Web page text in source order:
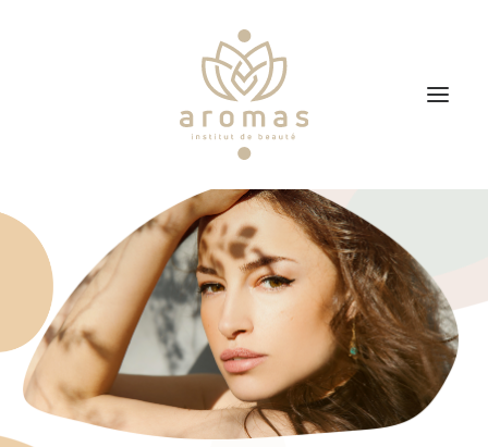
Soins
Je veux faire un bon cadeau
Plan d’accès
Prendre RDV